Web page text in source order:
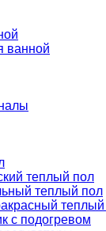
ванной
теплый пол
теплый пол
теплый
с подогревом